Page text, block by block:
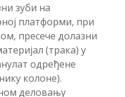
зуби на
платформи, при
пресече долазни
(трака) у
одређене
колоне).
деловању